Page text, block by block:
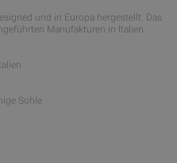
und in Europa hergestellt. Das
Manufakturen in Italien.
Sohle